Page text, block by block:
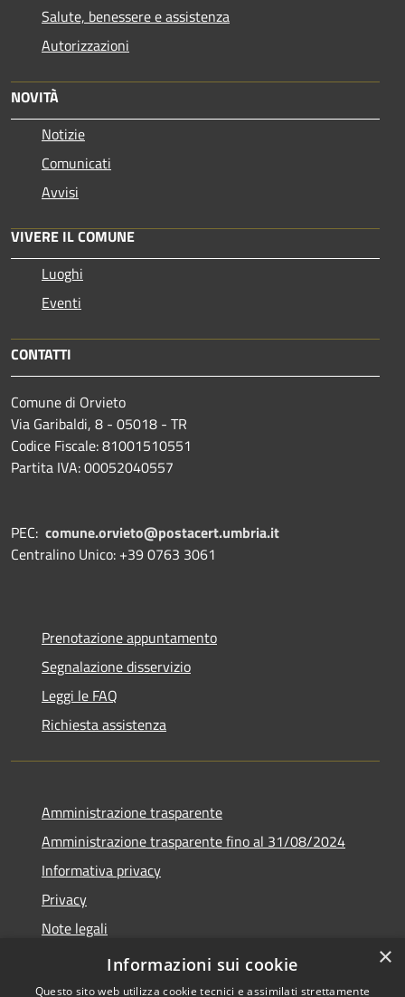
Salute, benessere e assistenza
Autorizzazioni
NOVITÀ
Notizie
Comunicati
Avvisi
VIVERE IL COMUNE
Luoghi
Eventi
CONTATTI
Comune di Orvieto
Via Garibaldi, 8 - 05018 - TR
Codice Fiscale: 81001510551
Partita IVA: 00052040557
PEC: comune.orvieto@postacert.umbria.it
Centralino Unico: +39 0763 3061
Prenotazione appuntamento
Segnalazione disservizio
Leggi le FAQ
Richiesta assistenza
Amministrazione trasparente
Amministrazione trasparente fino al 31/08/2024
Informativa privacy
Privacy
Note legali
Dichiarazione di accessibilità
×
Informazioni sui cookie
Questo sito web utilizza cookie tecnici e assimilati strettamente